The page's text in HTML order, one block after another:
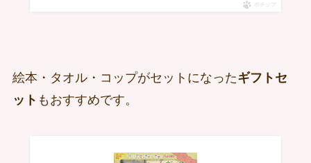
ポチップ
絵本・タオル・コップがセットになったギフトセ
ット もおすすめです。